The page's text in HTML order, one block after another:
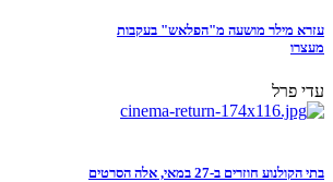
עזרא מילר מושעה מ"הפלאש" בעקבות
מעצרו
עדי פרל
בתי הקולנוע חוזרים ב-27 במאי, אלה הסרטים